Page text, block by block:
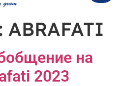
ABRAFATI
на
2023